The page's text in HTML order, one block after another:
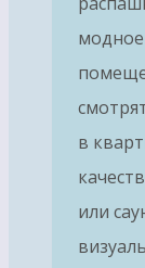
в
или